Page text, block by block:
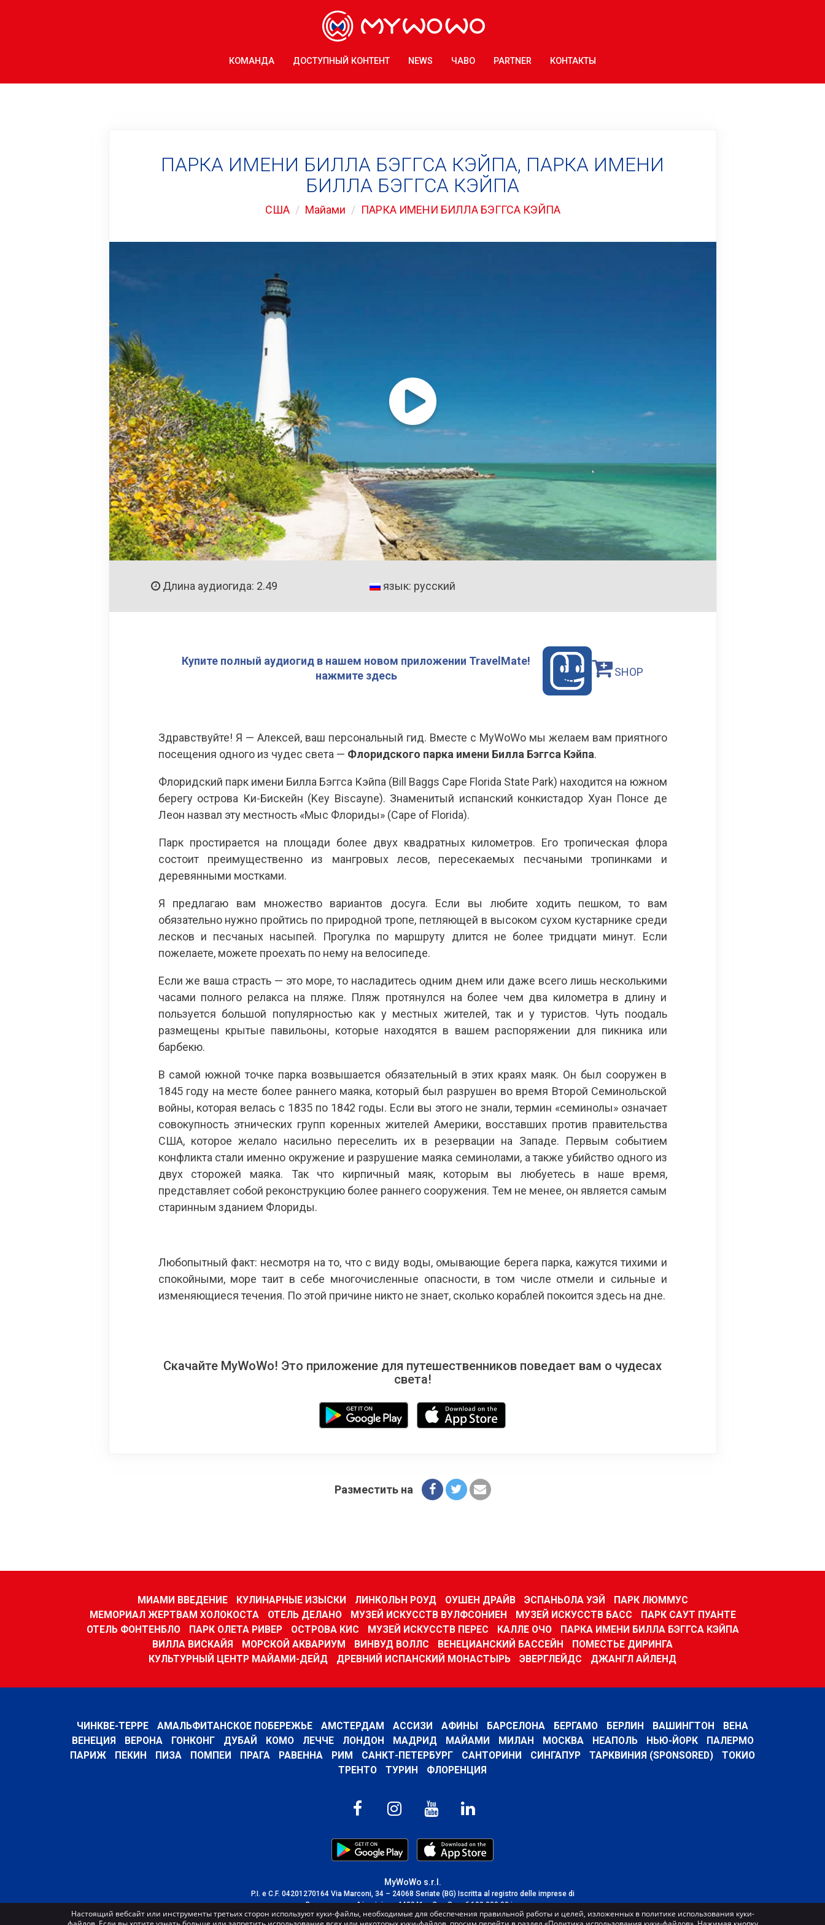
КОМАНДА ДОСТУПНЫЙ КОНТЕНТ NEWS ЧАВО PARTNER КОНТАКТЫ
ПАРКА ИМЕНИ БИЛЛА БЭГГСА КЭЙПА, ПАРКА ИМЕНИ
БИЛЛА БЭГГСА КЭЙПА
США Майами ПАРКА ИМЕНИ БИЛЛА БЭГГСА КЭЙПА
Длина аудиогида: 2.49 язык: русский
Купите полный аудиогид в нашем новом приложении TravelMate!
нажмите здесь
SHOP
Здравствуйте! Я — Алексей, ваш персональный гид. Вместе с MyWoWo мы желаем вам приятного
посещения одного из чудес света — Флоридского парка имени Билла Бэггса Кэйпа.
Флоридский парк имени Билла Бэггса Кэйпа (Bill Baggs Cape Florida State Park) находится на южном
берегу острова Ки-Бискейн (Key Biscayne). Знаменитый испанский конкистадор Хуан Понсе де
Леон назвал эту местность «Мыс Флориды» (Cape of Florida).
Парк простирается на площади более двух квадратных километров. Его тропическая флора
состоит преимущественно из мангровых лесов, пересекаемых песчаными тропинками и
деревянными мостками.
Я предлагаю вам множество вариантов досуга. Если вы любите ходить пешком, то вам
обязательно нужно пройтись по природной тропе, петляющей в высоком сухом кустарнике среди
лесков и песчаных насыпей. Прогулка по маршруту длится не более тридцати минут. Если
пожелаете, можете проехать по нему на велосипеде.
Если же ваша страсть — это море, то насладитесь одним днем или даже всего лишь несколькими
часами полного релакса на пляже. Пляж протянулся на более чем два километра в длину и
пользуется большой популярностью как у местных жителей, так и у туристов. Чуть поодаль
размещены крытые павильоны, которые находятся в вашем распоряжении для пикника или
барбекю.
В самой южной точке парка возвышается обязательный в этих краях маяк. Он был сооружен в
1845 году на месте более раннего маяка, который был разрушен во время Второй Семинольской
войны, которая велась с 1835 по 1842 годы. Если вы этого не знали, термин «семинолы» означает
совокупность этнических групп коренных жителей Америки, восставших против правительства
США, которое желало насильно переселить их в резервации на Западе. Первым событием
конфликта стали именно окружение и разрушение маяка семинолами, а также убийство одного из
двух сторожей маяка. Так что кирпичный маяк, которым вы любуетесь в наше время,
представляет собой реконструкцию более раннего сооружения. Тем не менее, он является самым
старинным зданием Флориды.
Любопытный факт: несмотря на то, что с виду воды, омывающие берега парка, кажутся тихими и
спокойными, море таит в себе многочисленные опасности, в том числе отмели и сильные и
изменяющиеся течения. По этой причине никто не знает, сколько кораблей покоится здесь на дне.
Скачайте MyWoWo! Это приложение для путешественников поведает вам о чудесах
света!
Разместить на
МИАМИ ВВЕДЕНИЕ КУЛИНАРНЫЕ ИЗЫСКИ ЛИНКОЛЬН РОУД ОУШЕН ДРАЙВ ЭСПАНЬОЛА УЭЙ
ПАРК ЛЮММУС
МЕМОРИАЛ ЖЕРТВАМ ХОЛОКОСТА
ОТЕЛЬ ДЕЛАНО МУЗЕЙ ИСКУССТВ ВУЛФСОНИЕН МУЗЕЙ ИСКУССТВ БАСС
ПАРК САУТ ПУАНТЕ
ОТЕЛЬ ФОНТЕНБЛО
ПАРК ОЛЕТА РИВЕР ОСТРОВА КИС МУЗЕЙ ИСКУССТВ ПЕРЕС КАЛЛЕ ОЧО
ПАРКА ИМЕНИ БИЛЛА БЭГГСА КЭЙПА
ВИЛЛА ВИСКАЙЯ
МОРСКОЙ АКВАРИУМ ВИНВУД ВОЛЛС ВЕНЕЦИАНСКИЙ БАССЕЙН
ПОМЕСТЬЕ ДИРИНГА
КУЛЬТУРНЫЙ ЦЕНТР МАЙАМИ-ДЕЙД
ДРЕВНИЙ ИСПАНСКИЙ МОНАСТЫРЬ ЭВЕРГЛЕЙДС ДЖАНГЛ АЙЛЕНД
ЧИНКВЕ-ТЕРРЕ АМАЛЬФИТАНСКОЕ ПОБЕРЕЖЬЕ АМСТЕРДАМ АССИЗИ АФИНЫ БАРСЕЛОНА БЕРГАМО БЕРЛИН ВАШИНГТОН
ВЕНА
ВЕНЕЦИЯ
ВЕРОНА ГОНКОНГ ДУБАЙ КОМО ЛЕЧЧЕ ЛОНДОН МАДРИД МАЙАМИ МИЛАН МОСКВА НЕАПОЛЬ НЬЮ-ЙОРК
ПАЛЕРМО
ПАРИЖ
ПЕКИН ПИЗА ПОМПЕИ ПРАГА РАВЕННА РИМ САНКТ-ПЕТЕРБУРГ САНТОРИНИ СИНГАПУР ТАРКВИНИЯ (SPONSORED)
ТОКИО
ТРЕНТО
ТУРИН ФЛОРЕНЦИЯ
MyWoWo s.r.l.
P.I. e C.F. 04201270164 Via Marconi, 34 – 24068 Seriate (BG) Iscritta al registro delle imprese di
Bergamo con n° iscrizione 443941 – Cap.Soc. € 100.000,00 i.v.
TERMS AND CONDITIONS-CREDITS
Настоящий вебсайт или инструменты третьих сторон используют куки-файлы, необходимые для обеспечения правильной работы и целей, изложенных в политике использования куки-